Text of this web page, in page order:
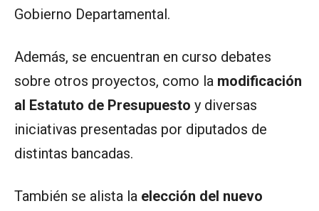
Gobierno Departamental.
Además, se encuentran en curso debates
sobre otros proyectos, como la modificación
al Estatuto de Presupuesto y diversas
iniciativas presentadas por diputados de
distintas bancadas.
También se alista la elección del nuevo